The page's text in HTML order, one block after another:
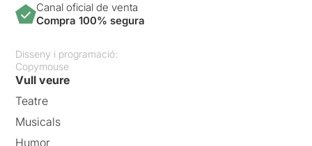
Canal oficial de venta
Compra 100% segura
Disseny i programació:
Copymouse
Vull veure
Teatre
Musicals
Humor